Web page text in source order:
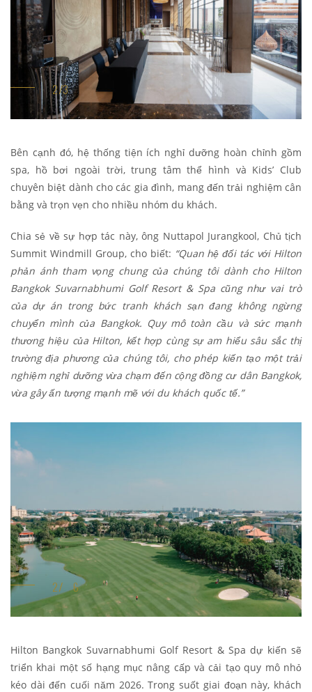
Bên cạnh đó, hệ thống tiện ích nghỉ dưỡng hoàn chỉnh gồm
spa, hồ bơi ngoài trời, trung tâm thể hình và Kids’ Club
chuyên biệt dành cho các gia đình, mang đến trải nghiệm cân
bằng và trọn vẹn cho nhiều nhóm du khách.
Chia sẻ về sự hợp tác này, ông Nuttapol Jurangkool, Chủ tịch
Summit Windmill Group, cho biết: “Quan hệ đối tác với Hilton
phản ánh tham vọng chung của chúng tôi dành cho Hilton
Bangkok Suvarnabhumi Golf Resort & Spa cũng như vai trò
của dự án trong bức tranh khách sạn đang không ngừng
chuyển mình của Bangkok. Quy mô toàn cầu và sức mạnh
thương hiệu của Hilton, kết hợp cùng sự am hiểu sâu sắc thị
trường địa phương của chúng tôi, cho phép kiến tạo một trải
nghiệm nghỉ dưỡng vừa chạm đến cộng đồng cư dân Bangkok,
vừa gây ấn tượng mạnh mẽ với du khách quốc tế.”
Hilton Bangkok Suvarnabhumi Golf Resort & Spa dự kiến sẽ
triển khai một số hạng mục nâng cấp và cải tạo quy mô nhỏ
kéo dài đến cuối năm 2026. Trong suốt giai đoạn này, khách